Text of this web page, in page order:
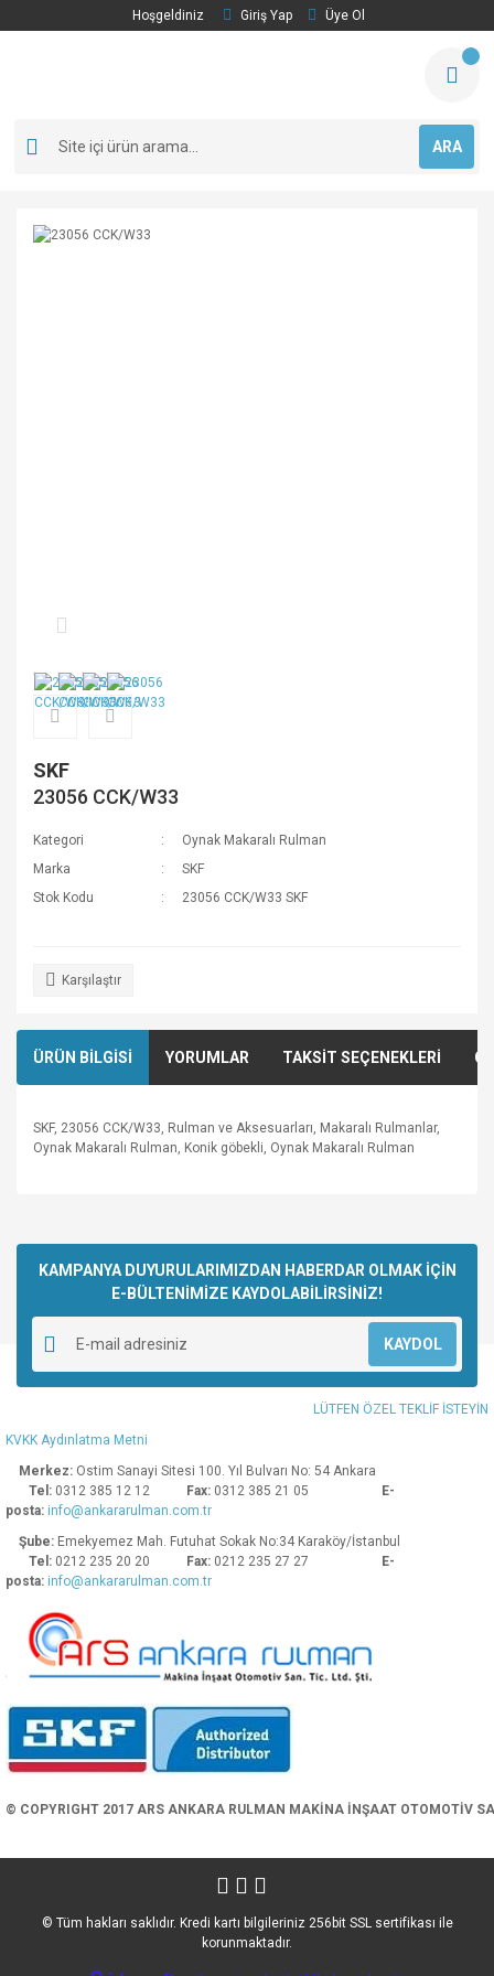
Hoşgeldiniz Giriş Yap Üye Ol
ARA
SKF
23056 CCK/W33
Kategori
Oynak Makaralı Rulman
Marka
SKF
Stok Kodu
23056 CCK/W33 SKF
Karşılaştır
ÜRÜN BİLGİSİ YORUMLAR TAKSİT SEÇENEKLERİ
SKF, 23056 CCK/W33, Rulman ve Aksesuarları, Makaralı Rulmanlar,
Oynak Makaralı Rulman, Konik göbekli, Oynak Makaralı Rulman
Yorum Yaz
kullanarak tarafımıza iletebilirsiniz.
Görüş ve önerileriniz için teşekkür ederiz.
Ürün resmi kalitesiz, bozuk veya görüntülenemiyor.
Ürün açıklamasında eksik bilgiler bulunuyor.
Ürün bilgilerinde hatalar bulunuyor.
Ürün fiyatı diğer sitelerden daha pahalı.
Bu ürüne benzer farklı alternatifler olmalı.
KAMPANYA DUYURULARIMIZDAN HABERDAR OLMAK İÇİN
E-BÜLTENİMİZE KAYDOLABİLİRSİNİZ!
KAYDOL
LÜTFEN ÖZEL TEKLİF İSTEYİN
KVKK Aydınlatma Metni
Merkez: Ostim Sanayi Sitesi 100. Yıl Bulvarı No: 54 Ankara
Tel: 0312 385 12 12 Fax: 0312 385 21 05
E-
posta: info@ankararulman.com.tr
Şube: Emekyemez Mah. Futuhat Sokak No:34 Karaköy/İstanbul
Tel: 0212 235 20 20 Fax: 0212 235 27 27
E-
posta: info@ankararulman.com.tr
© COPYRIGHT 2017 ARS ANKARA RULMAN MAKİNA İNŞAAT OTOMOTİV
© Tüm hakları saklıdır. Kredi kartı bilgileriniz 256bit SSL sertifikası ile
korunmaktadır.